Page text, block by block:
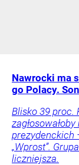
Nawrocki ma
go Polacy.
Blisko 39 proc.
prezydenckich
„Wprost”.
liczniejsza.